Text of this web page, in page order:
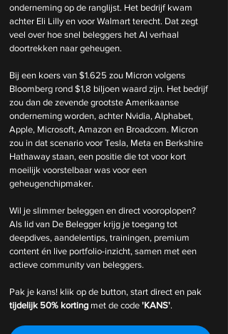
onderneming op de ranglijst. Het bedrijf kwam
achter Eli Lilly en voor Walmart terecht. Dat zegt
veel over hoe snel beleggers het AI verhaal
doortrekken naar geheugen.
Bij een koers van $1.625 zou Micron volgens
Bloomberg rond $1,8 biljoen waard zijn. Het bedrijf
zou dan de zevende grootste Amerikaanse
onderneming worden, achter Nvidia, Alphabet,
Apple, Microsoft, Amazon en Broadcom. Micron
zou in dat scenario voor Tesla, Meta en Berkshire
Hathaway staan, een positie die tot voor kort
moeilijk voorstelbaar was voor een
geheugenchipmaker.
Wil je slimmer beleggen en direct vooroplopen?
Als lid van De Belegger krijg je toegang tot
deepdives, aandelentips, trainingen, premium
content én live portfolio-inzicht, samen met een
actieve community van beleggers.
Pak je kans! klik op de button, start direct en pak
tijdelijk 50% korting met de code 'KANS'.